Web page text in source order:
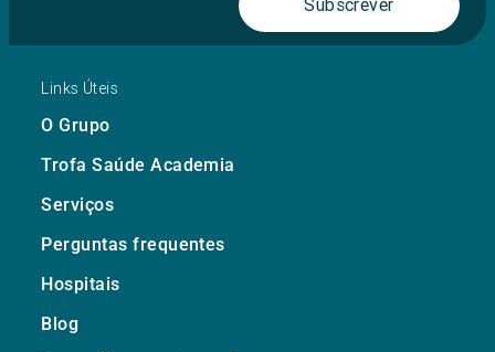
Subscrever
Links Úteis
O Grupo
Trofa Saúde Academia
Serviços
Perguntas frequentes
Hospitais
Blog